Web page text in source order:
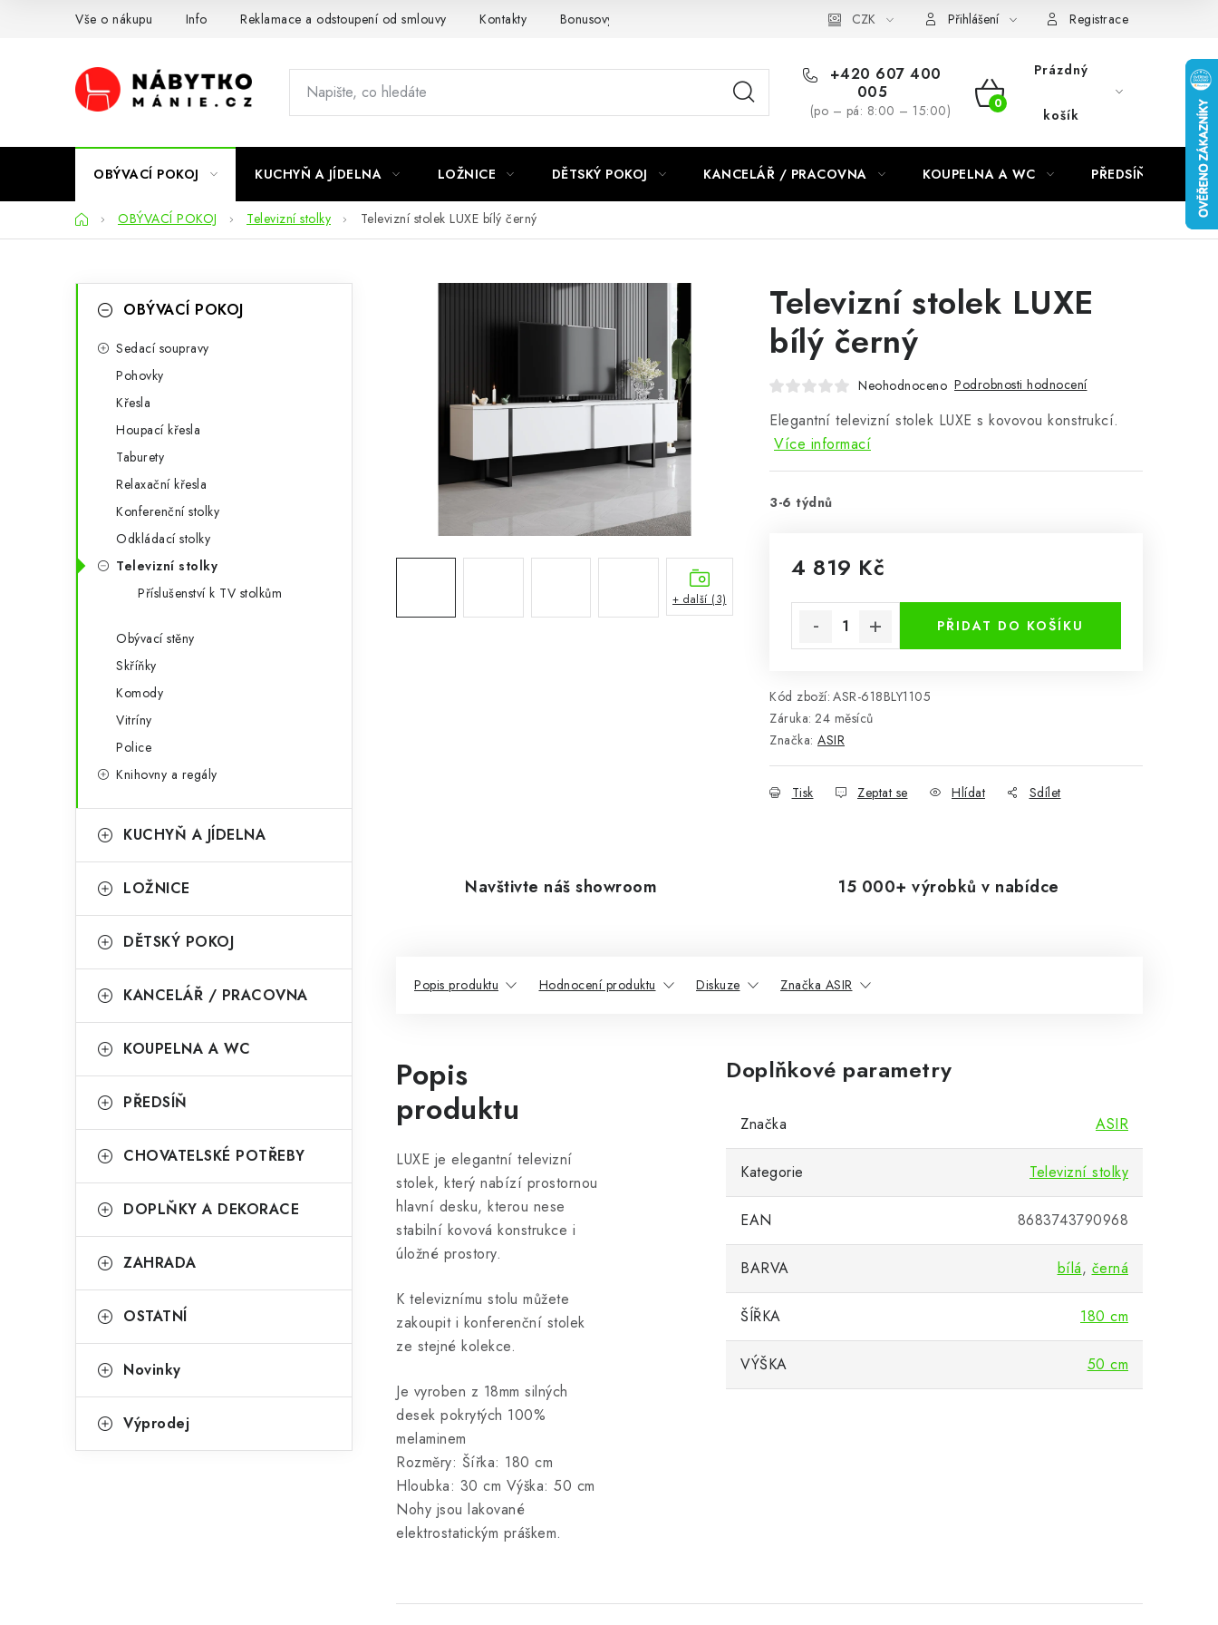
Vše o nákupu Info Reklamace a odstoupení od smlouvy Kontakty Bonusový program NBM+ CZK Přihlášení Registrace
+420 607 400
005
(po – pá: 8:00 – 15:00)
NÁKUPNÍ
Prázdný
košík
OBÝVACÍ POKOJ KUCHYŇ A JÍDELNA LOŽNICE DĚTSKÝ POKOJ KANCELÁŘ / PRACOVNA KOUPELNA A WC PŘEDSÍŇ
DomůOBÝVACÍ POKOJ Televizní stolky Televizní stolek LUXE bílý černý
í
kategorieOBÝVACÍ POKOJ
Sedací soupravy
Pohovky
Křesla
Houpací křesla
Taburety
Relaxační křesla
Konferenční stolky
Odkládací stolky
Televizní stolky
Příslušenství k TV stolkům
Obývací stěny
Skříňky
Komody
Vitríny
Police
Knihovny a regály
KUCHYŇ A JÍDELNA
LOŽNICE
DĚTSKÝ POKOJ
KANCELÁŘ / PRACOVNA
KOUPELNA A WC
PŘEDSÍŇ
CHOVATELSKÉ POTŘEBY
DOPLŇKY A DEKORACE
ZAHRADA
OSTATNÍ
Novinky
Výprodej
Televizní stolek LUXE
bílý černý
Neohodnoceno Podrobnosti hodnocení
Elegantní televizní stolek LUXE s kovovou konstrukcí.
Více informací
3-6 týdnů
4 819 Kč
PŘIDAT DO KOŠÍKU
Kód zboží: ASR-618BLY1105
Záruka: 24 měsíců
Značka: ASIR
Tisk Zeptat se Hlídat Sdílet
+ další (3)
Navštivte náš showroom 15 000+ výrobků v nabídce
Popis produktu Hodnocení produktu Diskuze Značka ASIR
Popis
produktu
LUXE je elegantní televizní
stolek, který nabízí prostornou
hlavní desku, kterou nese
stabilní kovová konstrukce i
úložné prostory.
K televiznímu stolu můžete
zakoupit i konferenční stolek
ze stejné kolekce.
Je vyroben z 18mm silných
desek pokrytých 100%
melaminem
Rozměry: Šířka: 180 cm
Hloubka: 30 cm Výška: 50 cm
Nohy jsou lakované
elektrostatickým práškem.
Doplňkové parametry
Značka ASIR
Kategorie Televizní stolky
EAN 8683743790968
BARVA bílá, černá
ŠÍŘKA 180 cm
VÝŠKA 50 cm